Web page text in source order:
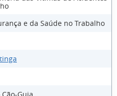
e da Saúde no Trabalho